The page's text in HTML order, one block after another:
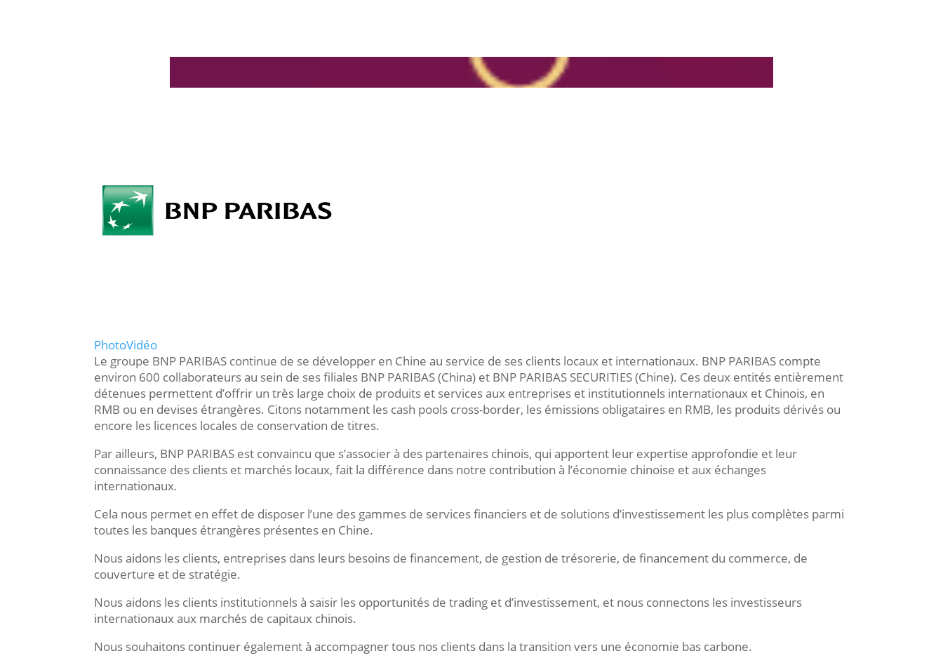
PhotoVidéo
Le groupe BNP PARIBAS continue de se développer en Chine au service de ses clients locaux et internationaux. BNP PARIBAS compte
environ 600 collaborateurs au sein de ses filiales BNP PARIBAS (China) et BNP PARIBAS SECURITIES (Chine). Ces deux entités entièrement
détenues permettent d’offrir un très large choix de produits et services aux entreprises et institutionnels internationaux et Chinois, en
RMB ou en devises étrangères. Citons notamment les cash pools cross-border, les émissions obligataires en RMB, les produits dérivés ou
encore les licences locales de conservation de titres.
Par ailleurs, BNP PARIBAS est convaincu que s’associer à des partenaires chinois, qui apportent leur expertise approfondie et leur
connaissance des clients et marchés locaux, fait la différence dans notre contribution à l’économie chinoise et aux échanges
internationaux.
Cela nous permet en effet de disposer l’une des gammes de services financiers et de solutions d’investissement les plus complètes parmi
toutes les banques étrangères présentes en Chine.
Nous aidons les clients, entreprises dans leurs besoins de financement, de gestion de trésorerie, de financement du commerce, de
couverture et de stratégie.
Nous aidons les clients institutionnels à saisir les opportunités de trading et d’investissement, et nous connectons les investisseurs
internationaux aux marchés de capitaux chinois.
Nous souhaitons continuer également à accompagner tous nos clients dans la transition vers une économie bas carbone.